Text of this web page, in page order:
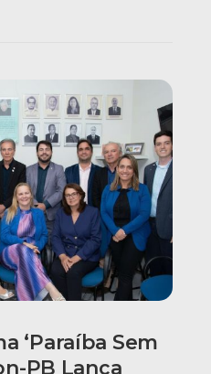
‘Paraíba Sem
PB Lança